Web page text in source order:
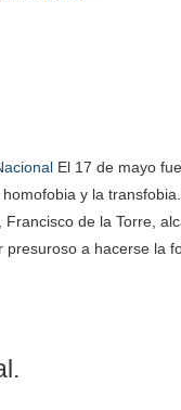
El 17 de mayo
y la
Francisco de la Torre,
presuroso a hacerse la